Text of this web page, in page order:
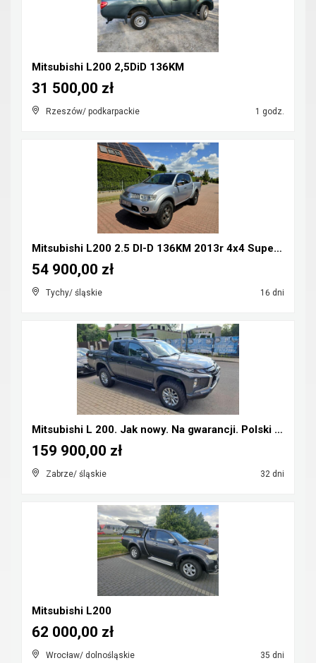
Mitsubishi L200 2,5DiD 136KM
Rzeszów/ podkarpackie 1 godz.
31 500,00 zł
Mitsubishi L200 2.5 DI-D 136KM 2013r 4x4 Super Sel...
Tychy/ śląskie 16 dni
54 900,00 zł
Mitsubishi L 200. Jak nowy. Na gwarancji. Polski s...
Zabrze/ śląskie 32 dni
159 900,00 zł
Mitsubishi L200
Wrocław/ dolnośląskie 35 dni
62 000,00 zł